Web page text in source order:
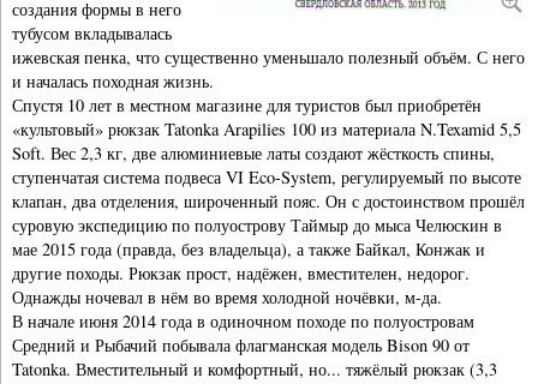
создания формы в него
тубусом вкладывалась
ижевская пенка, что существенно уменьшало полезный объём. С него
и началась походная жизнь.
Спустя 10 лет в местном магазине для туристов был приобретён
«культовый» рюкзак Tatonka Arapilies 100 из материала N.Texamid 5,5
Soft. Вес 2,3 кг, две алюминиевые латы создают жёсткость спины,
ступенчатая система подвеса VI Eco-System, регулируемый по высоте
клапан, два отделения, широченный пояс. Он с достоинством прошёл
суровую экспедицию по полуострову Таймыр до мыса Челюскин в
мае 2015 года (правда, без владельца), а также Байкал, Конжак и
другие походы. Рюкзак прост, надёжен, вместителен, недорог.
Однажды ночевал в нём во время холодной ночёвки, м-да.
В начале июня 2014 года в одиночном походе по полуостровам
Средний и Рыбачий побывала флагманская модель Bison 90 от
Tatonka. Вместительный и комфортный, но... тяжёлый рюкзак (3,3